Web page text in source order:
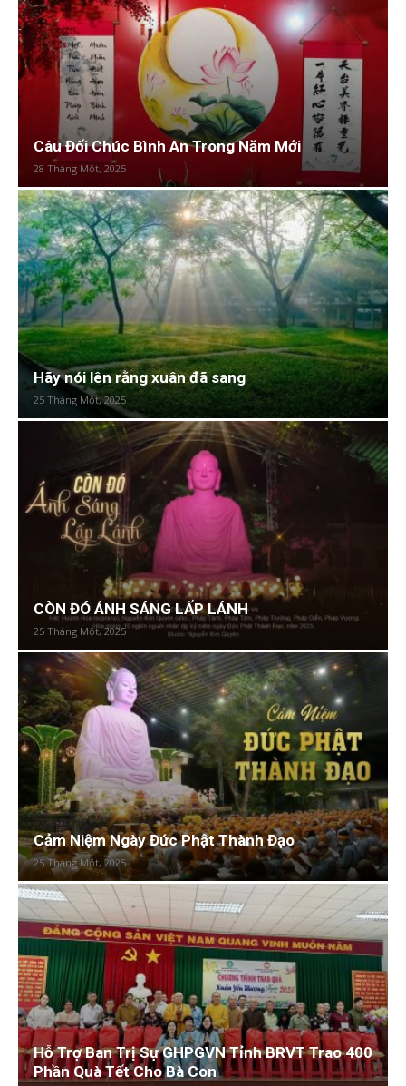
Câu Đối Chúc Bình An Trong Năm Mới
28 Tháng Một, 2025
Hãy nói lên rằng xuân đã sang
25 Tháng Một, 2025
CÒN ĐÓ ÁNH SÁNG LẤP LÁNH
25 Tháng Một, 2025
Cảm Niệm Ngày Đức Phật Thành Đạo
25 Tháng Một, 2025
Hỗ Trợ Ban Trị Sự GHPGVN Tỉnh BRVT Trao 400
Phần Quà Tết Cho Bà Con